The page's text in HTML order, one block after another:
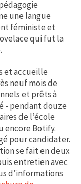
une langue
féministe et
qui fut la
et accueille
neuf mois de
et prêts à
- pendant douze
de l’école
encore Botify.
pour candidater.
se fait en deux
entretien avec
d’informations